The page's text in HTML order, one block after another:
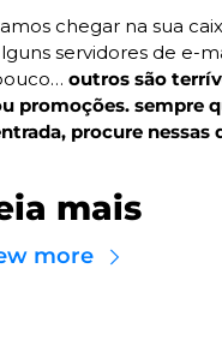
chegar na sua
servidores de e-
outros são
promoções. sempre
procure nessas
mais
more